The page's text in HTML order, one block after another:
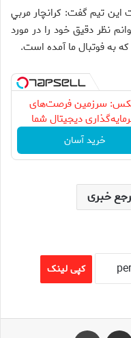
تيم گفت: كرانچار مربي
نظر دقيق خود را در مورد
به فوتبال ما آمده است.
سرزمین فرصت‌های
دیجیتال شما
خرید آسان
خبری
کپی لینک
تلگرام اشتراک گذاری از طریق ایمیل